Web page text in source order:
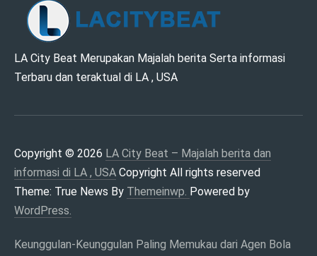
LA CITY BEAT –
DAN INFORMASI DI
LA , USA
LA City Beat Merupakan Majalah berita Serta informasi
Terbaru dan teraktual di LA , USA
Copyright © 2026 LA City Beat – Majalah berita dan
informasi di LA , USA Copyright All rights reserved
Theme: True News By Themeinwp. Powered by
WordPress.
Keunggulan-Keunggulan Paling Memukau dari Agen Bola